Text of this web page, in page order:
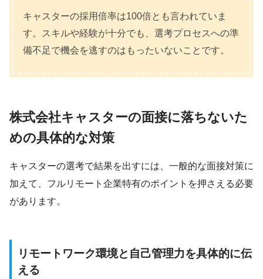
キャスターの採用倍率は100倍とも言われていま
す。スキルや経験が十分でも、選考プロセスへの準
備不足で機会を逃すのはもったいないことです。
株式会社キャスターの面接に落ちないた
めの具体的な対策
キャスターの選考で結果を出すには、一般的な面接対策に
加えて、フルリモート企業特有のポイントを押さえる必要
があります。
リモートワーク環境と自己管理力を具体的に伝
える